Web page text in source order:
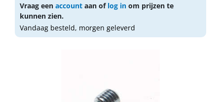
Vraag een account aan of log in om prijzen te
kunnen zien.
Vandaag besteld, morgen geleverd